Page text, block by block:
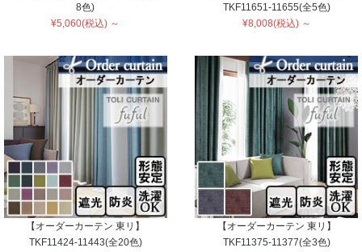
8色)
¥5,060(税込) ～
TKF11651-11655(全5色)
¥8,008(税込) ～
【オーダーカーテン 東リ】
TKF11424-11443(全20色)
【オーダーカーテン 東リ】
TKF11375-11377(全3色)